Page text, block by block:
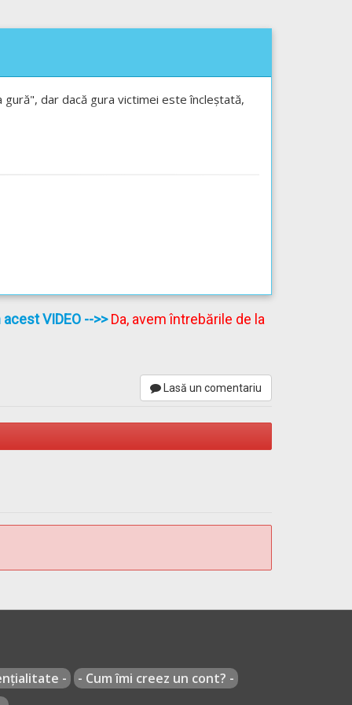
dar dacă gura victimei este încleștată,
VIDEO -->>Da, avem întrebările de la
Lasă un comentariu
-
- Cum îmi creez un cont? -